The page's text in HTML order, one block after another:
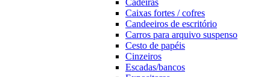
Cadeiras
Caixas fortes / cofres
Candeeiros de escritório
Carros para arquivo suspenso
Cesto de papéis
Cinzeiros
Escadas/bancos